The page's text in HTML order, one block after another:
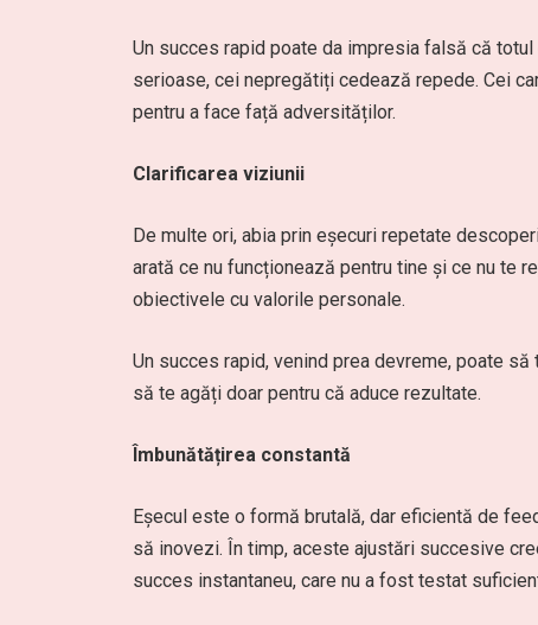
Un succes rapid poate da impresia falsă că
serioase, cei nepregătiți cedează repede. Cei
pentru a face față adversităților.
Clarificarea viziunii
De multe ori, abia prin eșecuri repetate
arată ce nu funcționează pentru tine și ce nu te
obiectivele cu valorile personale.
Un succes rapid, venind prea devreme, poate
să te agăți doar pentru că aduce rezultate.
Îmbunătățirea constantă
Eșecul este o formă brutală, dar eficientă de
să inovezi. În timp, aceste ajustări succesive
succes instantaneu, care nu a fost testat